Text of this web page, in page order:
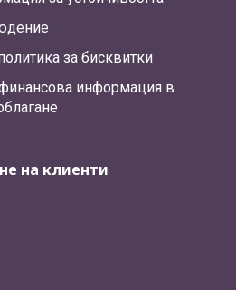
за бисквитки
информация в
на клиенти